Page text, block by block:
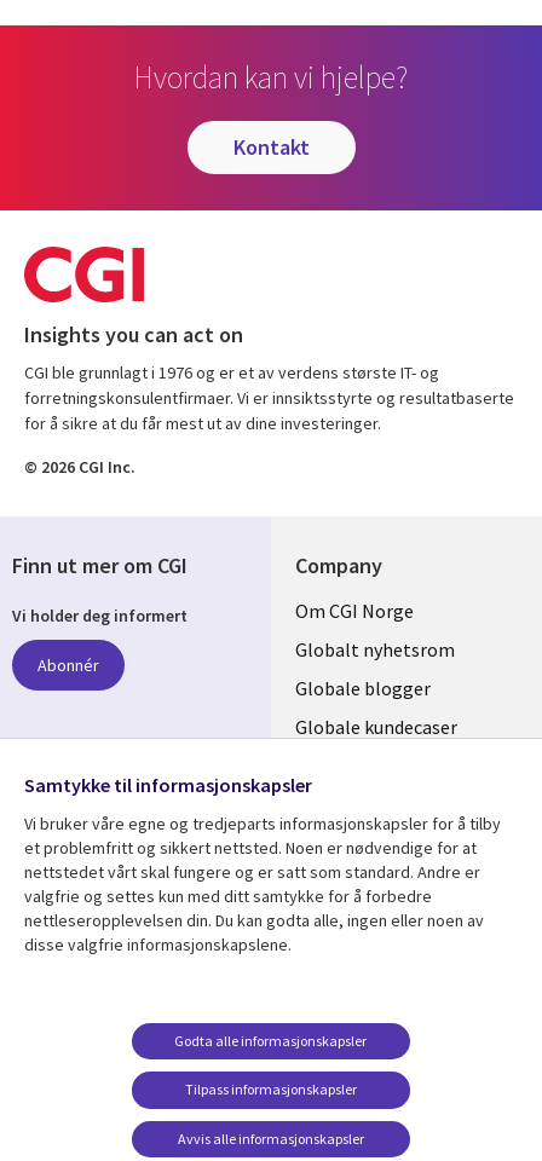
Hvordan kan vi hjelpe?
kontakt
Insights you can act on
CGI ble grunnlagt i 1976 og er et av verdens største IT- og
forretningskonsulentfirmaer. Vi er innsiktsstyrte og resultatbaserte
for å sikre at du får mest ut av dine investeringer.
© 2026 CGI Inc.
Company
Useful
links
NORWAY
Om CGI Norge
Globalt nyhetsrom
Globale blogger
Globale kundecaser
Resource center
NORWAY
Arrangementer
Support
NORWAY
Accessibility
Web privacy
Senter for
Finn ut mer om CGI
Vi holder deg informert
Abonnér
følg oss
Social
Media
NORWAY
Samtykke til informasjonskapsler
Vi bruker våre egne og tredjeparts informasjonskapsler for å tilby
et problemfritt og sikkert nettsted. Noen er nødvendige for at
nettstedet vårt skal fungere og er satt som standard. Andre er
valgfrie og settes kun med ditt samtykke for å forbedre
nettleseropplevelsen din. Du kan godta alle, ingen eller noen av
disse valgfrie informasjonskapslene.
Tilpass informasjonskapsler
Godta alle informasjonskapsler
Avvis alle informasjonskapsler